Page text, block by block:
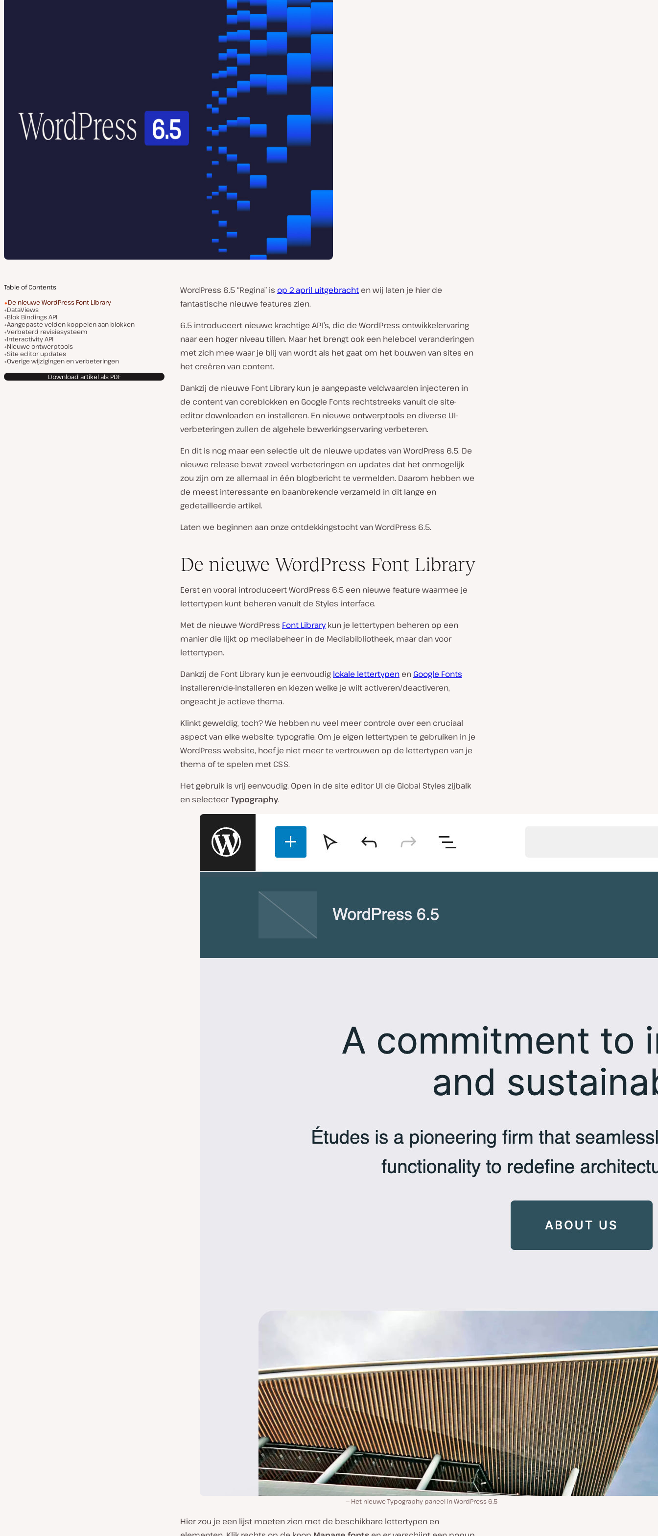
Table of Contents
De nieuwe WordPress Font Library
DataViews
Blok Bindings API
Aangepaste velden koppelen aan blokken
Verbeterd revisiesysteem
Interactivity API
Nieuwe ontwerptools
Site editor updates
Overige wijzigingen en verbeteringen
Download artikel als PDF
WordPress 6.5 “Regina” is op 2 april uitgebracht en wij laten je hier de
fantastische nieuwe features zien.
6.5 introduceert nieuwe krachtige API’s, die de WordPress ontwikkelervaring
naar een hoger niveau tillen. Maar het brengt ook een heleboel veranderingen
met zich mee waar je blij van wordt als het gaat om het bouwen van sites en
het creëren van content.
Dankzij de nieuwe Font Library kun je aangepaste veldwaarden injecteren in
de content van coreblokken en Google Fonts rechtstreeks vanuit de site-
editor downloaden en installeren. En nieuwe ontwerptools en diverse UI-
verbeteringen zullen de algehele bewerkingservaring verbeteren.
En dit is nog maar een selectie uit de nieuwe updates van WordPress 6.5. De
nieuwe release bevat zoveel verbeteringen en updates dat het onmogelijk
zou zijn om ze allemaal in één blogbericht te vermelden. Daarom hebben we
de meest interessante en baanbrekende verzameld in dit lange en
gedetailleerde artikel.
Laten we beginnen aan onze ontdekkingstocht van WordPress 6.5.
De nieuwe WordPress Font Library
Eerst en vooral introduceert WordPress 6.5 een nieuwe feature waarmee je
lettertypen kunt beheren vanuit de Styles interface.
Met de nieuwe WordPress Font Librarykun je lettertypen beheren op een
manier die lijkt op mediabeheer in de Mediabibliotheek, maar dan voor
lettertypen.
Dankzij de Font Library kun je eenvoudig lokale lettertypen en Google Fonts
installeren/de-installeren en kiezen welke je wilt activeren/deactiveren,
ongeacht je actieve thema.
Klinkt geweldig, toch? We hebben nu veel meer controle over een cruciaal
aspect van elke website: typografie. Om je eigen lettertypen te gebruiken in je
WordPress website, hoef je niet meer te vertrouwen op de lettertypen van je
thema of te spelen met CSS.
Het gebruik is vrij eenvoudig. Open in de site editor UI de Global Styles zijbalk
en selecteerTypography.
Het nieuwe Typography paneel in WordPress 6.5
Hier zou je een lijst moeten zien met de beschikbare lettertypen en